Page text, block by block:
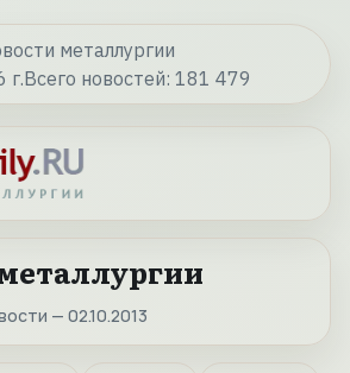
металлургии
г.Всего новостей: 181 479
— 02.10.2013